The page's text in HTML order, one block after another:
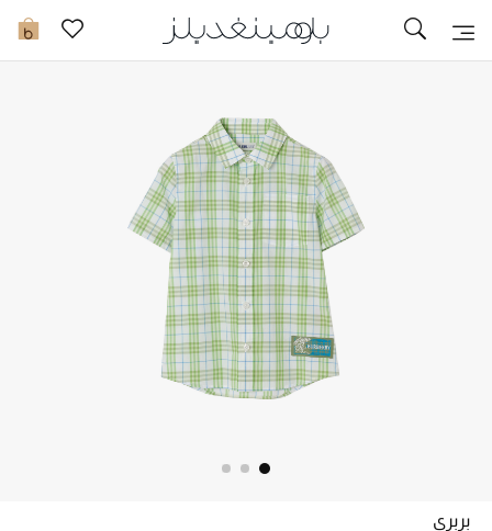
0 تخفيضات
مزيد من التخفيضات
بربري